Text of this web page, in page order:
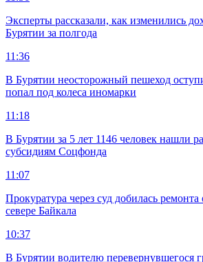
Эксперты рассказали, как изменились
Бурятии за полгода
11:36
В Бурятии неосторожный пешеход
попал под колеса иномарки
11:18
В Бурятии за 5 лет 1146 человек нашли
субсидиям Соцфонда
11:07
Прокуратура через суд добилась
севере Байкала
10:37
В Бурятии водителю перевернувшегося